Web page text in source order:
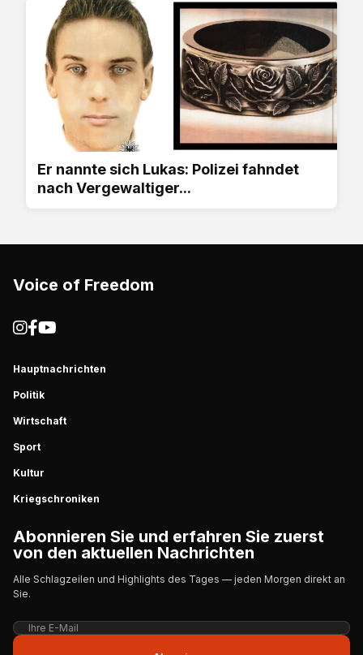
Er nannte sich Lukas: Polizei fahndet
nach Vergewaltiger...
Voice of Freedom
Hauptnachrichten
Politik
Wirtschaft
Sport
Kultur
Kriegschroniken
Abonnieren Sie und erfahren Sie zuerst
von den aktuellen Nachrichten
Alle Schlagzeilen und Highlights des Tages — jeden Morgen direkt an
Sie.